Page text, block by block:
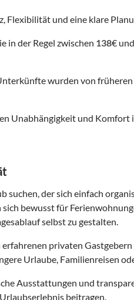
Flexibilität und eine klare
in der Regel zwischen 138€ und
wurden von früheren
Unabhängigkeit und Komfort
suchen, der sich einfach
bewusst für
selbst zu gestalten.
privaten
Urlaube, Familienreisen
Ausstattungen und
beitragen.